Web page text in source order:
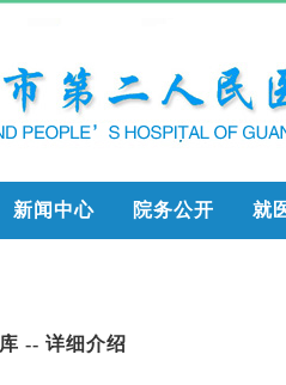
新闻中心 院务公开 就
-- 详细介绍